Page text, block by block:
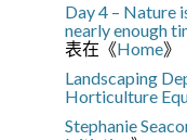
Day 4 – Nature
nearly enough
表在《Home》
Landscaping
Horticulture
Stephanie